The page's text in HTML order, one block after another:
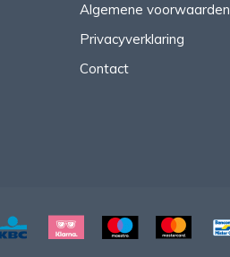
Algemene voorwaarden
Privacyverklaring
Contact